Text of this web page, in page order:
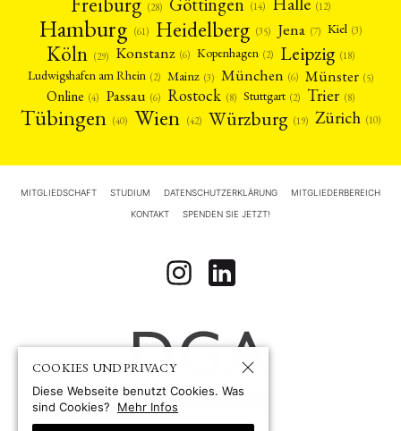
(28) (14) (12)
Hamburg (61) Heidelberg (35) Jena (7) Kiel (3)
Köln (29) Konstanz (6) Kopenhagen (2) Leipzig (18)
Ludwigshafen am Rhein (2) Mainz (3) München (6) Münster (5)
Online (4) Passau (6) Rostock (8) Stuttgart (2) Trier (8)
Tübingen (40) Wien (42) Würzburg (19) Zürich (10)
MITGLIEDSCHAFT STUDIUM DATENSCHUTZERKLÄRUNG MITGLIEDERBEREICH
KONTAKT SPENDEN SIE JETZT!
COOKIES UND PRIVACY
Diese Webseite benutzt Cookies. Was
sind Cookies?
Mehr Infos